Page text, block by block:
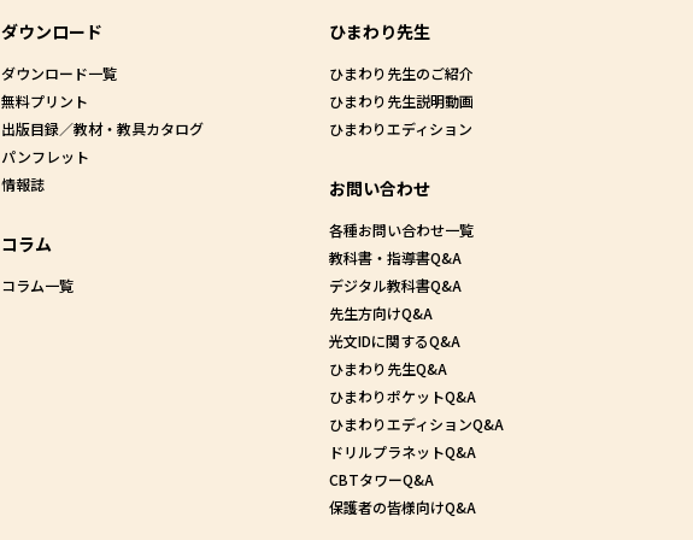
ダウンロード
ダウンロード一覧
無料プリント
出版目録／教材・教具カタログ
パンフレット
情報誌
コラム
コラム一覧
ひまわり先生
ひまわり先生のご紹介
ひまわり先生説明動画
ひまわりエディション
お問い合わせ
各種お問い合わせ一覧
教科書・指導書Q&A
デジタル教科書Q&A
先生方向けQ&A
光文IDに関するQ&A
ひまわり先生Q&A
ひまわりポケットQ&A
ひまわりエディションQ&A
ドリルプラネットQ&A
CBTタワーQ&A
保護者の皆様向けQ&A